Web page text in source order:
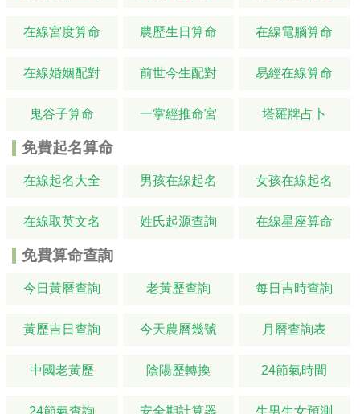
在線宮度算命 農歷生日算命 在線電腦算命
在線婚姻配對 前世今生配對 易經在線算命
鬼谷子算命 一掌經推命宮 塔羅牌占卜
免費起名算命
在線起名大全 男孩在線起名 女孩在線起名
在線取英文名 姓氏起源查詢 在線星座算命
免費算命查詢
今日黃曆查詢 老黃歷查詢 每日吉時查詢
黃歷吉日查詢 今天農曆幾號 月曆查詢表
中國老黃歷 陰陽歷轉換 24節氣時間
24節氣查詢 安全期計算器 生男生女預測